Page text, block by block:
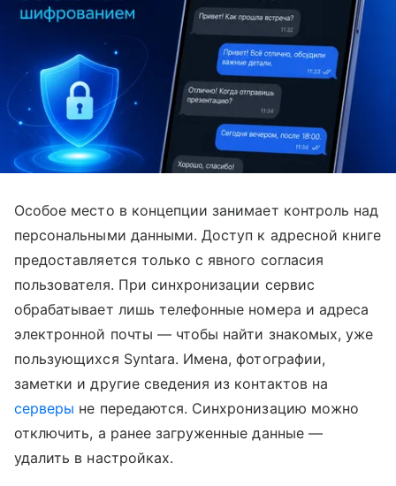
Особое место в концепции занимает контроль над
персональными данными. Доступ к адресной книге
предоставляется только с явного согласия
пользователя. При синхронизации сервис
обрабатывает лишь телефонные номера и адреса
электронной почты — чтобы найти знакомых, уже
пользующихся Syntara. Имена, фотографии,
заметки и другие сведения из контактов на
серверы не передаются. Синхронизацию можно
отключить, а ранее загруженные данные —
удалить в настройках.